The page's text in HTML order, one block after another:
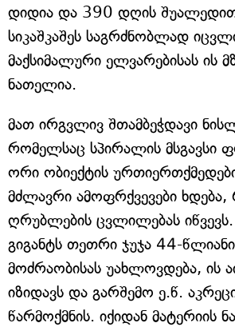
დიდია და 390 დღის
სიკაშკაშეს საგრძნობლად
მაქსიმალური ელვარებისას ის
ნათელია.
მათ ირგვლივ შთამბეჭდავი
რომელსაც სპირალის მსგავსი
ორი ობიექტის
მძლავრი ამოფრქვევები ხდება,
ღრუბლების ცვლილებას
გიგანტს თეთრი ჯუჯა 44-
მოძრაობისას უახლოვდება, ის
იზიდავს და გარშემო ე.წ.
წარმოქმნის. იქიდან მატერიის